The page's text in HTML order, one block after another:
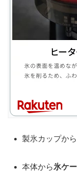
製氷カップか
本体から氷ケ